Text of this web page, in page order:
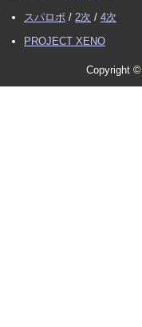
スパロボ / 2次 / 4次
PROJECT XENO
Copyright ©